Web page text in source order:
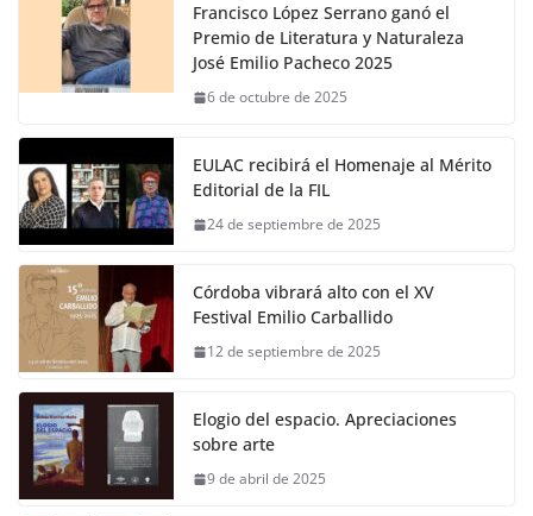
Francisco López Serrano ganó el
Premio de Literatura y Naturaleza
José Emilio Pacheco 2025
6 de octubre de 2025
EULAC recibirá el Homenaje al Mérito
Editorial de la FIL
24 de septiembre de 2025
Córdoba vibrará alto con el XV
Festival Emilio Carballido
12 de septiembre de 2025
Elogio del espacio. Apreciaciones
sobre arte
9 de abril de 2025